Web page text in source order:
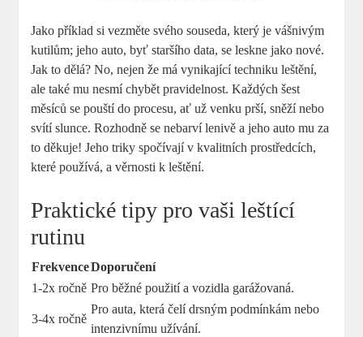
Jako příklad si vezměte svého souseda, který je vášnivým
kutilům; jeho auto, byť staršího data, se leskne jako nové.
Jak to dělá? No, nejen že má vynikající techniku leštění,
ale také mu nesmí chybět pravidelnost. Každých šest
měsíců se pouští do procesu, ať už venku prší, sněží nebo
svítí slunce. Rozhodně se nebarví lenivě a jeho auto mu za
to děkuje! Jeho triky spočívají v kvalitních prostředcích,
které používá, a věrnosti k leštění.
Praktické tipy pro vaši leštící
rutinu
FrekvenceDoporučení
1-2x ročně Pro běžné použití a vozidla garážovaná.
3-4x ročně
Pro auta, která čelí drsným podmínkám nebo
intenzivnímu užívání.